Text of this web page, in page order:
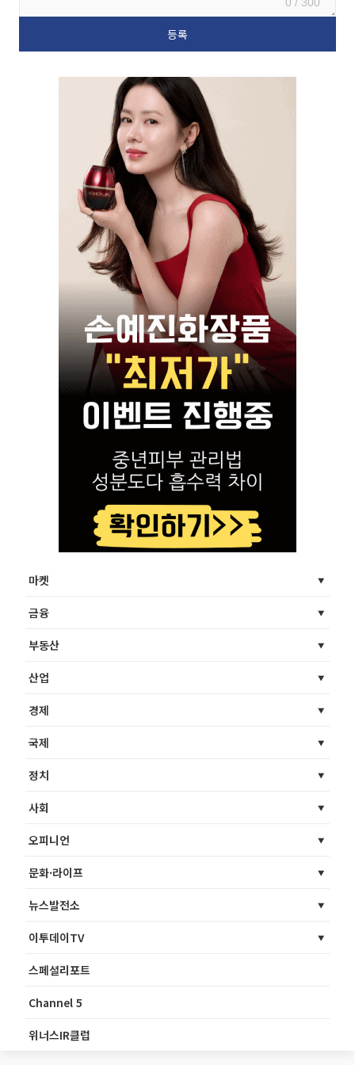
0 / 300
마켓
금융
부동산
산업
경제
국제
정치
사회
오피니언
문화·라이프
뉴스발전소
이투데이TV
스페셜리포트
Channel 5
위너스IR클럽